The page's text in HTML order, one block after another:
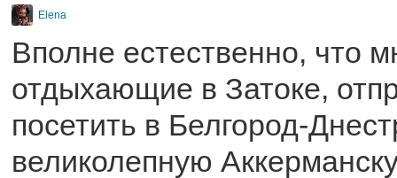
Elena
Вполне естественно, что
отдыхающие в Затоке,
посетить в Белгород-
великолепную